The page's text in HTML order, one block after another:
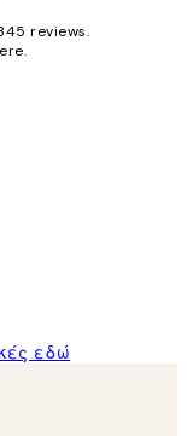
reviews.
εδώ